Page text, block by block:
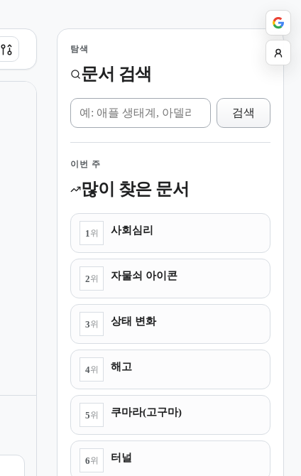
탐색
문서 검색
위키 검색
검색
이번 주
많이 찾은 문서
1 위 사회심리
2위 자물쇠 아이콘
3위 상태 변화
4위 해고
5위 쿠마라(고구마)
6위 터널